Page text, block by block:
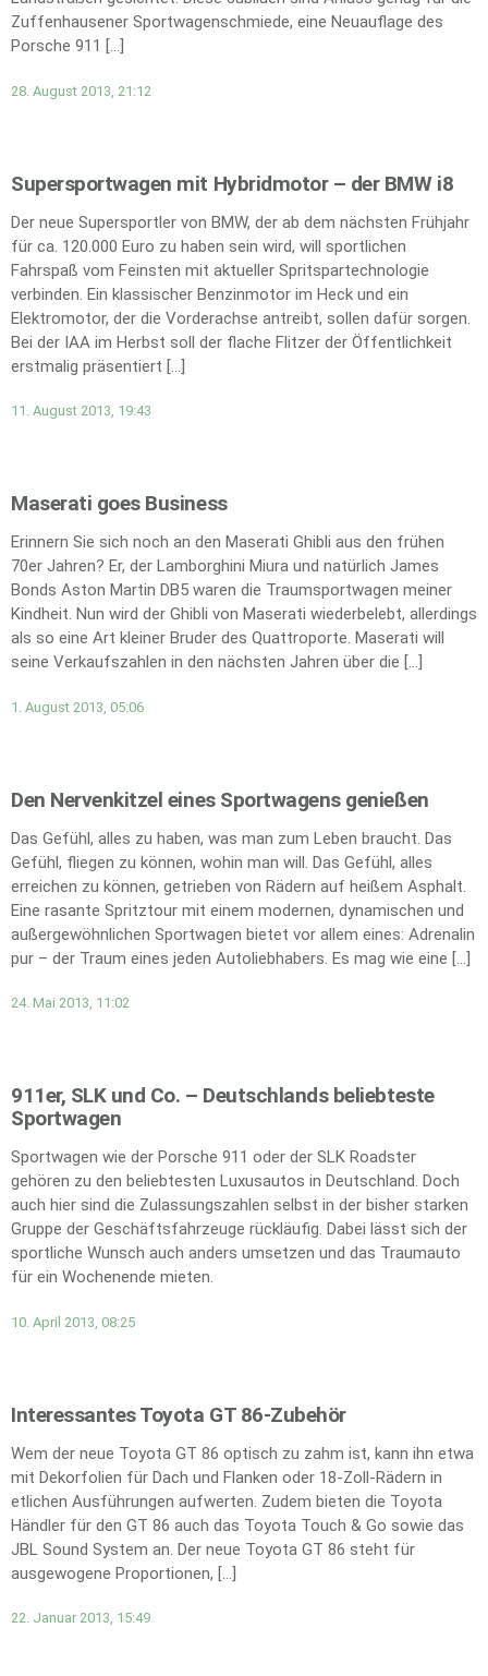
Zuffenhausener Sportwagenschmiede, eine Neuauflage des
Porsche 911 […]
28. August 2013, 21:12
Supersportwagen mit Hybridmotor – der BMW i8
Der neue Supersportler von BMW, der ab dem nächsten Frühjahr
für ca. 120.000 Euro zu haben sein wird, will sportlichen
Fahrspaß vom Feinsten mit aktueller Spritspartechnologie
verbinden. Ein klassischer Benzinmotor im Heck und ein
Elektromotor, der die Vorderachse antreibt, sollen dafür sorgen.
Bei der IAA im Herbst soll der flache Flitzer der Öffentlichkeit
erstmalig präsentiert […]
11. August 2013, 19:43
Maserati goes Business
Erinnern Sie sich noch an den Maserati Ghibli aus den frühen
70er Jahren? Er, der Lamborghini Miura und natürlich James
Bonds Aston Martin DB5 waren die Traumsportwagen meiner
Kindheit. Nun wird der Ghibli von Maserati wiederbelebt, allerdings
als so eine Art kleiner Bruder des Quattroporte. Maserati will
seine Verkaufszahlen in den nächsten Jahren über die […]
1. August 2013, 05:06
Den Nervenkitzel eines Sportwagens genießen
Das Gefühl, alles zu haben, was man zum Leben braucht. Das
Gefühl, fliegen zu können, wohin man will. Das Gefühl, alles
erreichen zu können, getrieben von Rädern auf heißem Asphalt.
Eine rasante Spritztour mit einem modernen, dynamischen und
außergewöhnlichen Sportwagen bietet vor allem eines: Adrenalin
pur – der Traum eines jeden Autoliebhabers. Es mag wie eine […]
24. Mai 2013, 11:02
911er, SLK und Co. – Deutschlands beliebteste
Sportwagen
Sportwagen wie der Porsche 911 oder der SLK Roadster
gehören zu den beliebtesten Luxusautos in Deutschland. Doch
auch hier sind die Zulassungszahlen selbst in der bisher starken
Gruppe der Geschäftsfahrzeuge rückläufig. Dabei lässt sich der
sportliche Wunsch auch anders umsetzen und das Traumauto
für ein Wochenende mieten.
10. April 2013, 08:25
Interessantes Toyota GT 86-Zubehör
Wem der neue Toyota GT 86 optisch zu zahm ist, kann ihn etwa
mit Dekorfolien für Dach und Flanken oder 18-Zoll-Rädern in
etlichen Ausführungen aufwerten. Zudem bieten die Toyota
Händler für den GT 86 auch das Toyota Touch & Go sowie das
JBL Sound System an. Der neue Toyota GT 86 steht für
ausgewogene Proportionen, […]
22. Januar 2013, 15:49